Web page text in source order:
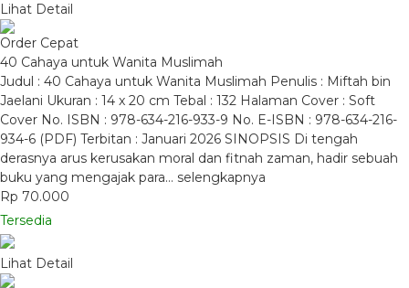
Lihat Detail
Order Cepat
40 Cahaya untuk Wanita Muslimah
Judul : 40 Cahaya untuk Wanita Muslimah Penulis : Miftah bin
Jaelani Ukuran : 14 x 20 cm Tebal : 132 Halaman Cover : Soft
Cover No. ISBN : 978-634-216-933-9 No. E-ISBN : 978-634-216-
934-6 (PDF) Terbitan : Januari 2026 SINOPSIS Di tengah
derasnya arus kerusakan moral dan fitnah zaman, hadir sebuah
buku yang mengajak para… selengkapnya
Rp 70.000
Tersedia
Lihat Detail